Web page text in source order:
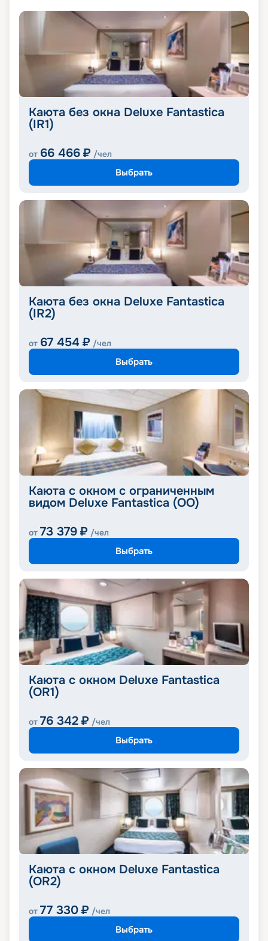
Каюта без окна Deluxe Fantastica
(IR1)
от 66 466 ₽ /чел
Выбрать
Каюта без окна Deluxe Fantastica
(IR2)
от 67 454 ₽ /чел
Выбрать
Каюта с окном с ограниченным
видом Deluxe Fantastica (OO)
от 73 379 ₽ /чел
Выбрать
Каюта с окном Deluxe Fantastica
(OR1)
от 76 342 ₽ /чел
Выбрать
Каюта с окном Deluxe Fantastica
(OR2)
от 77 330 ₽ /чел
Выбрать